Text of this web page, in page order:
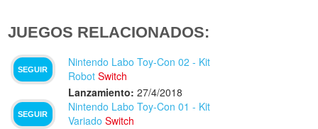
JUEGOS RELACIONADOS:
SEGUIR
Nintendo Labo Toy-Con 02 - Kit
Robot Switch
Lanzamiento: 27/4/2018
SEGUIR
Nintendo Labo Toy-Con 01 - Kit
Variado Switch